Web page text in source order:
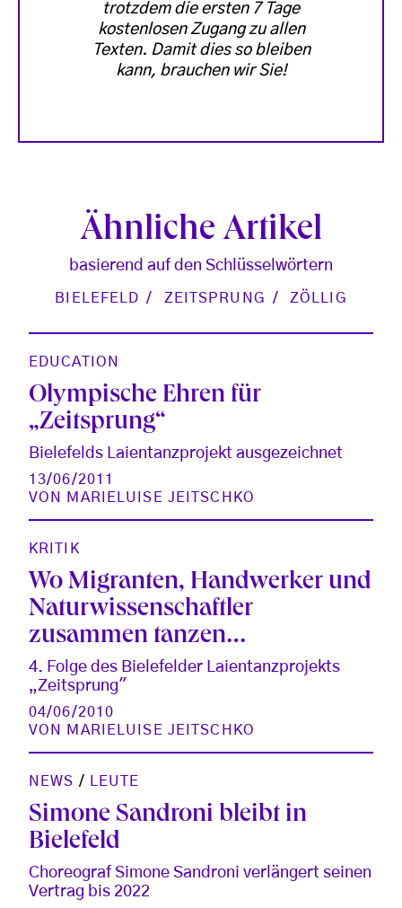
trotzdem die ersten 7 Tage
kostenlosen Zugang zu allen
Texten. Damit dies so bleiben
kann, brauchen wir Sie!
Ähnliche Artikel
basierend auf den Schlüsselwörtern
BIELEFELD ZEITSPRUNG ZÖLLIG
EDUCATION
Olympische Ehren für
„Zeitsprung“
Bielefelds Laientanzprojekt ausgezeichnet
13/06/2011
VON MARIELUISE JEITSCHKO
KRITIK
Wo Migranten, Handwerker und
Naturwissenschaftler
zusammen tanzen…
4. Folge des Bielefelder Laientanzprojekts
„Zeitsprung"
04/06/2010
VON MARIELUISE JEITSCHKO
NEWS / LEUTE
Simone Sandroni bleibt in
Bielefeld
Choreograf Simone Sandroni verlängert seinen
Vertrag bis 2022